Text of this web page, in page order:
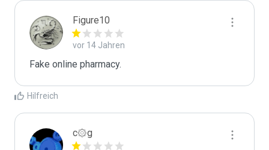
Figure10
vor 14 Jahren
Fake online pharmacy.
Hilfreich
c۞g